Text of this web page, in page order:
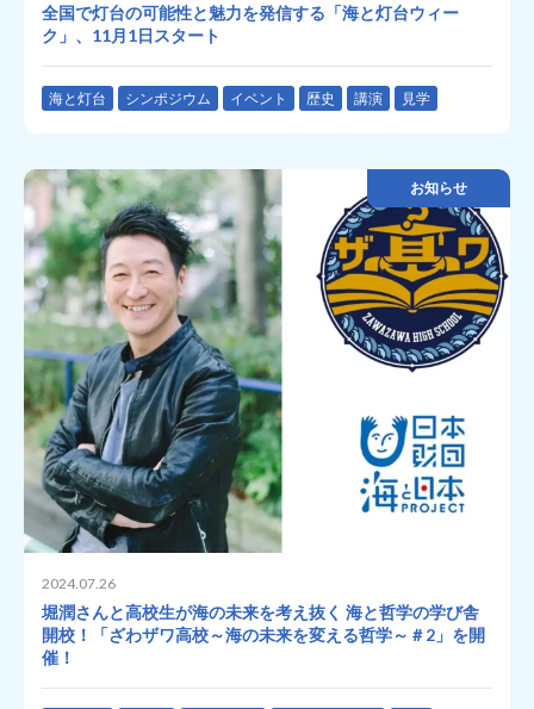
全国で灯台の可能性と魅力を発信する「海と灯台ウィー
ク」、11月1日スタート
海と灯台 シンポジウム イベント 歴史 講演 見学
お知らせ
2024.07.26
堀潤さんと高校生が海の未来を考え抜く 海と哲学の学び舎
開校！「ざわザワ高校～海の未来を変える哲学～＃2」を開
催！